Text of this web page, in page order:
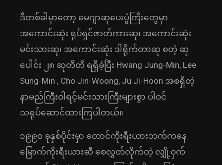
ဒီတစ်ခါမှာတော့ မေဂျာဆုပေးပွဲကြီးတွေမှာ
အကောင်းဆုံး ရုပ်ရှင်ဇာတ်ကားဆု၊ အကောင်းဆုံး
မင်းသားဆု၊ အကောင်းဆုံး ဒါရိုက်တာဆု စတဲ့ ဆု
ပေါင်း ၂၈ ဆုတိတိ ရရှိခဲ့ပြီး Hwang Jung-Min, Lee
Sung-Min , Cho Jin-Woong, Ju Ji-Hoon အစရှိတဲ့
နာမည်ကြီးဝါရင့်မင်းသားကြီးများစွာ ပါဝင်
သရုပ်ဆောင်ထားကြပါတယ်။
၁၉၉၀ ခုနှစ်ပိုင်းမှာ တောင်ကိုးရီးယားဘက်ကနေ
မြောက်ကိုးရီးယားဆီ စေလွှတ်လိုက်တဲ့ လျှို့ဝှက်